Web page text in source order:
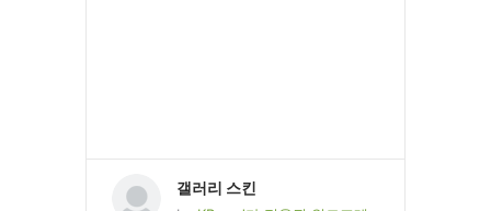
갤러리 스킨